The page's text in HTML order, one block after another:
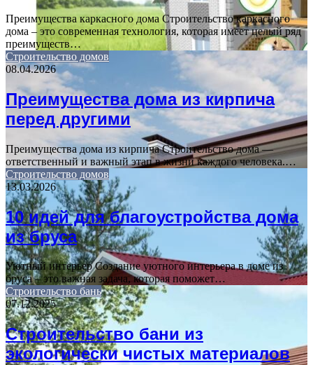
Преимущества каркасного дома Строительство каркасного
дома – это современная технология, которая имеет целый ряд
преимуществ…
Строительство домов
08.04.2026
Преимущества дома из кирпича
перед другими
Преимущества дома из кирпича Строительство дома —
ответственный и важный этап в жизни каждого человека.…
Строительство домов
13.03.2026
10 идей для благоустройства дома
из бруса
Уютный интерьер Создание уютного интерьера в доме из
бруса – это важная задача, которая поможет…
Строительство бань
07.12.2025
Строительство бани из
экологически чистых материалов